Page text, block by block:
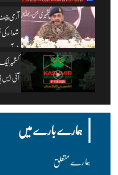
آرمی
شہداء
پی آر
آئی ایس
ہمارے بارے میں
ہما رے متعلق